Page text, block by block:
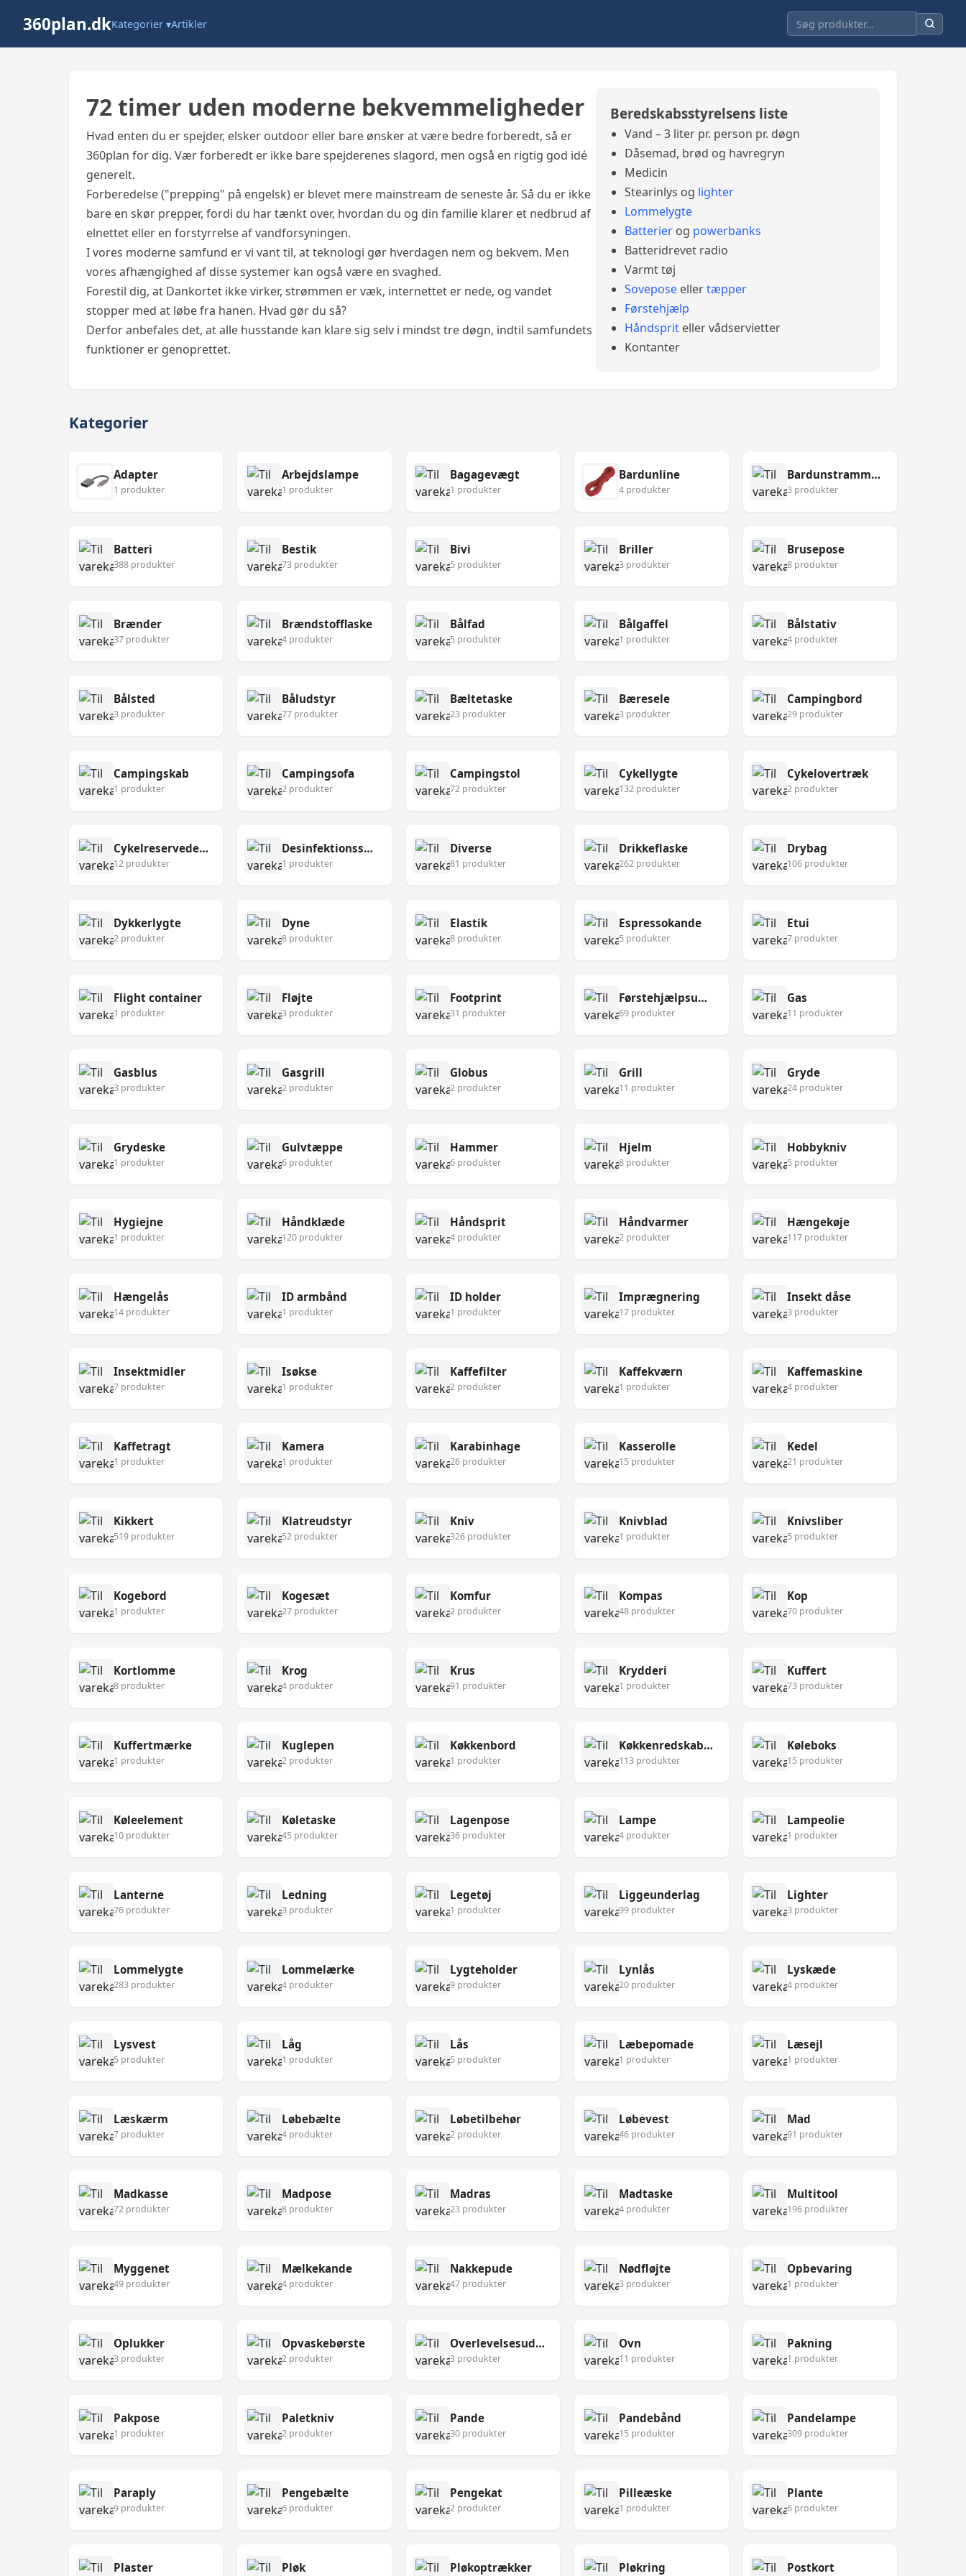
360plan.dkKategorier ▾Artikler
72 timer uden moderne bekvemmeligheder
Hvad enten du er spejder, elsker outdoor eller bare ønsker at være bedre forberedt, så er
360plan for dig. Vær forberedt er ikke bare spejderenes slagord, men også en rigtig god idé
generelt.
Forberedelse ("prepping" på engelsk) er blevet mere mainstream de seneste år. Så du er ikke
bare en skør prepper, fordi du har tænkt over, hvordan du og din familie klarer et nedbrud af
elnettet eller en forstyrrelse af vandforsyningen.
I vores moderne samfund er vi vant til, at teknologi gør hverdagen nem og bekvem. Men
vores afhængighed af disse systemer kan også være en svaghed.
Forestil dig, at Dankortet ikke virker, strømmen er væk, internettet er nede, og vandet
stopper med at løbe fra hanen. Hvad gør du så?
Derfor anbefales det, at alle husstande kan klare sig selv i mindst tre døgn, indtil samfundets
funktioner er genoprettet.
Beredskabsstyrelsens liste
Vand – 3 liter pr. person pr. døgn
Dåsemad, brød og havregryn
Medicin
Stearinlys og lighter
Lommelygte
Batterier og powerbanks
Batteridrevet radio
Varmt tøj
Sovepose ellertæpper
Førstehjælp
Håndsprit eller vådservietter
Kontanter
Kategorier
Adapter
1 produkter
Arbejdslampe
1 produkter
Bagagevægt
1 produkter
Bardunline
4 produkter
Bardunstrammer
3 produkter
Batteri
388 produkter
Bestik
73 produkter
Bivi
5 produkter
Briller
3 produkter
Brusepose
8 produkter
Brænder
37 produkter
Brændstofflaske
4 produkter
Bålfad
5 produkter
Bålgaffel
1 produkter
Bålstativ
4 produkter
Bålsted
3 produkter
Båludstyr
77 produkter
Bæltetaske
23 produkter
Bæresele
3 produkter
Campingbord
29 produkter
Campingskab
1 produkter
Campingsofa
2 produkter
Campingstol
72 produkter
Cykellygte
132 produkter
Cykelovertræk
2 produkter
Cykelreservedele
12 produkter
Desinfektionsservietter
1 produkter
Diverse
81 produkter
Drikkeflaske
262 produkter
Drybag
106 produkter
Dykkerlygte
2 produkter
Dyne
8 produkter
Elastik
8 produkter
Espressokande
5 produkter
Etui
7 produkter
Flight container
1 produkter
Fløjte
3 produkter
Footprint
31 produkter
Førstehjælpsudstyr
69 produkter
Gas
11 produkter
Gasblus
3 produkter
Gasgrill
2 produkter
Globus
2 produkter
Grill
11 produkter
Gryde
24 produkter
Grydeske
1 produkter
Gulvtæppe
6 produkter
Hammer
6 produkter
Hjelm
8 produkter
Hobbykniv
5 produkter
Hygiejne
1 produkter
Håndklæde
120 produkter
Håndsprit
4 produkter
Håndvarmer
2 produkter
Hængekøje
117 produkter
Hængelås
14 produkter
ID armbånd
1 produkter
ID holder
1 produkter
Imprægnering
17 produkter
Insekt dåse
3 produkter
Insektmidler
7 produkter
Isøkse
1 produkter
Kaffefilter
2 produkter
Kaffekværn
1 produkter
Kaffemaskine
4 produkter
Kaffetragt
1 produkter
Kamera
1 produkter
Karabinhage
26 produkter
Kasserolle
15 produkter
Kedel
21 produkter
Kikkert
519 produkter
Klatreudstyr
52 produkter
Kniv
326 produkter
Knivblad
1 produkter
Knivsliber
5 produkter
Kogebord
1 produkter
Kogesæt
27 produkter
Komfur
2 produkter
Kompas
48 produkter
Kop
70 produkter
Kortlomme
8 produkter
Krog
4 produkter
Krus
91 produkter
Krydderi
1 produkter
Kuffert
73 produkter
Kuffertmærke
1 produkter
Kuglepen
2 produkter
Køkkenbord
1 produkter
Køkkenredskaber
113 produkter
Køleboks
15 produkter
Køleelement
10 produkter
Køletaske
45 produkter
Lagenpose
36 produkter
Lampe
4 produkter
Lampeolie
1 produkter
Lanterne
76 produkter
Ledning
3 produkter
Legetøj
1 produkter
Liggeunderlag
99 produkter
Lighter
3 produkter
Lommelygte
283 produkter
Lommelærke
4 produkter
Lygteholder
9 produkter
Lynlås
20 produkter
Lyskæde
4 produkter
Lysvest
5 produkter
Låg
1 produkter
Lås
5 produkter
Læbepomade
1 produkter
Læsejl
1 produkter
Læskærm
7 produkter
Løbebælte
4 produkter
Løbetilbehør
2 produkter
Løbevest
46 produkter
Mad
91 produkter
Madkasse
72 produkter
Madpose
8 produkter
Madras
23 produkter
Madtaske
4 produkter
Multitool
196 produkter
Myggenet
49 produkter
Mælkekande
4 produkter
Nakkepude
47 produkter
Nødfløjte
3 produkter
Opbevaring
1 produkter
Oplukker
3 produkter
Opvaskebørste
2 produkter
Overlevelsesudstyr
3 produkter
Ovn
11 produkter
Pakning
1 produkter
Pakpose
1 produkter
Paletkniv
2 produkter
Pande
30 produkter
Pandebånd
15 produkter
Pandelampe
309 produkter
Paraply
9 produkter
Pengebælte
6 produkter
Pengekat
2 produkter
Pilleæske
1 produkter
Plante
6 produkter
Plaster Pløk Pløkoptrækker Pløkring Postkort